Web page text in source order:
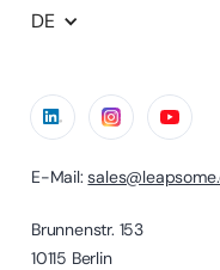
DE
E-Mail:
Brunnenstr. 153
10115 Berlin